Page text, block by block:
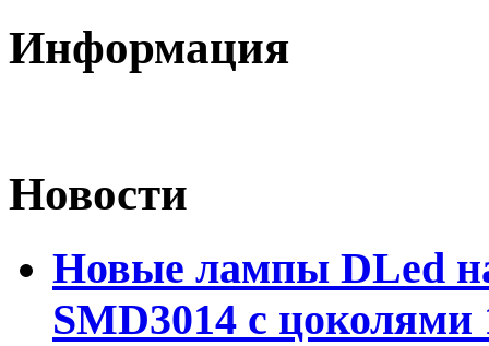
Информация
Новости
Новые лампы DLed
SMD3014 с цоколями